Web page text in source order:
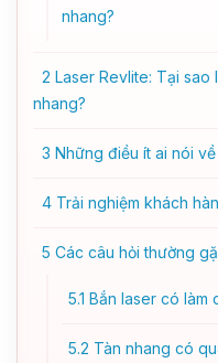
nhang?
2 Laser Revlite: Tại sao
nhang?
3 Những điều ít ai nói
4 Trải nghiệm khách
5 Các câu hỏi thường
5.1 Bắn laser có làm
5.2 Tàn nhang có